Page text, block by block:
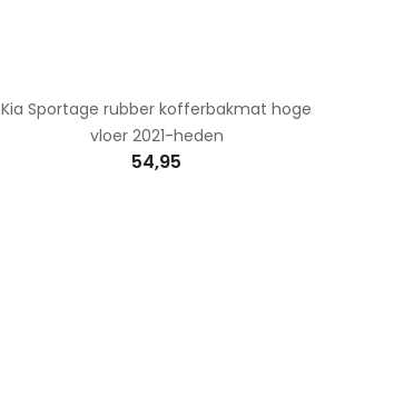
Kia Sportage rubber kofferbakmat hoge
vloer 2021-heden
54,95